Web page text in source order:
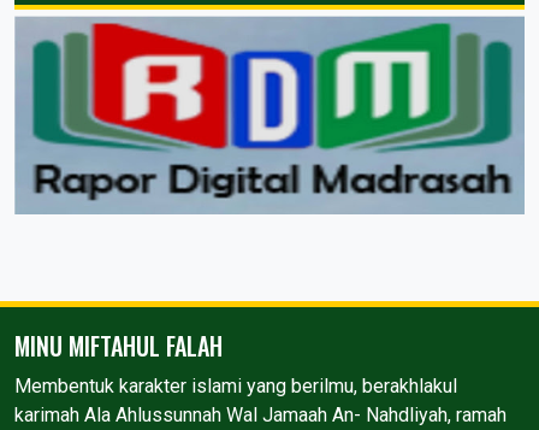
MINU MIFTAHUL FALAH
Membentuk karakter islami yang berilmu, berakhlakul
karimah Ala Ahlussunnah Wal Jamaah An- Nahdliyah, ramah